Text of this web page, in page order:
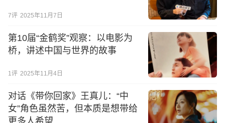
7评 2025年11月7日
第10届“金鹤奖”观察：以电影为
桥，讲述中国与世界的故事
1评 2025年11月4日
对话《带你回家》王真儿：“中
女”角色虽然苦，但本质是想带给
更多人希望